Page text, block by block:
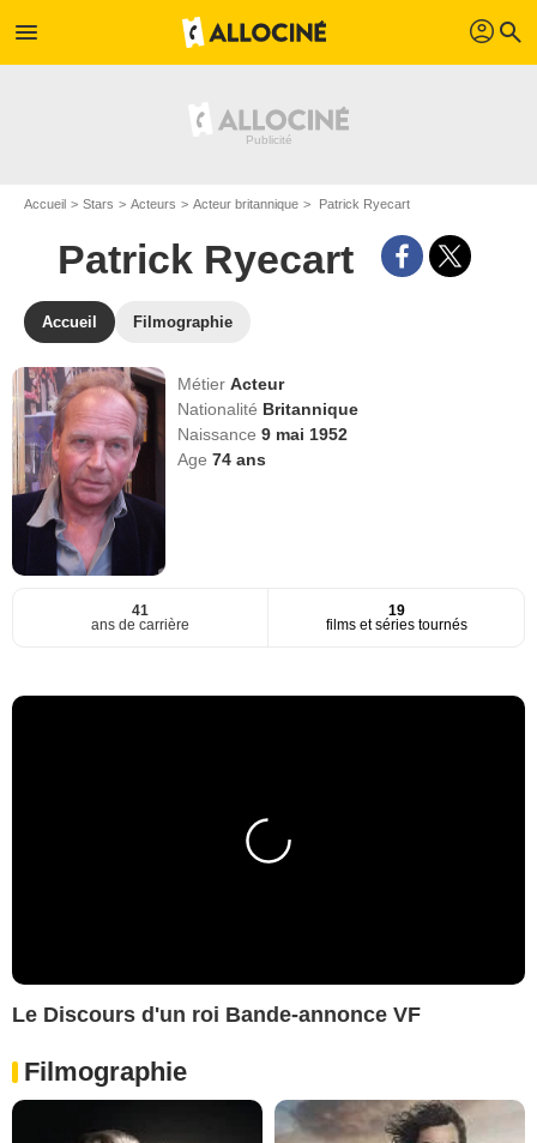
menu profil search
Accueil Stars Acteurs Acteur britannique Patrick Ryecart
Patrick Ryecart
Accueil Filmographie
MétierActeur
Nationalité Britannique
Naissance9 mai 1952
Age74 ans
41
ans de carrière
19
films et séries tournés
Le Discours d'un roi Bande-annonce VF
Filmographie